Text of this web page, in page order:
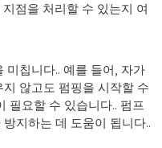
점을 처리할 수 있는지 여
미칩니다.. 예를 들어, 자가
않고도 펌핑을 시작할 수
필요할 수 있습니다.. 펌프
지하는 데 도움이 됩니다..